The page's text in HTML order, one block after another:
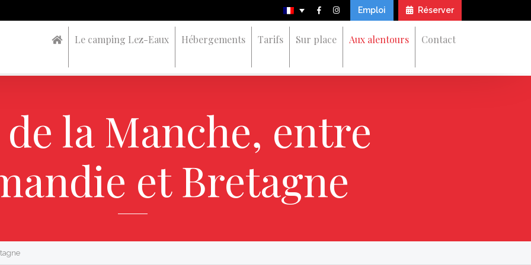
Emploi Réserver
Le camping Lez-Eaux Hébergements Tarifs Sur place Aux alentours Contact
la Manche, entre
et Bretagne